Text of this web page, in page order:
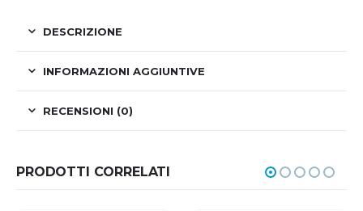
DESCRIZIONE
INFORMAZIONI AGGIUNTIVE
RECENSIONI (0)
PRODOTTI CORRELATI